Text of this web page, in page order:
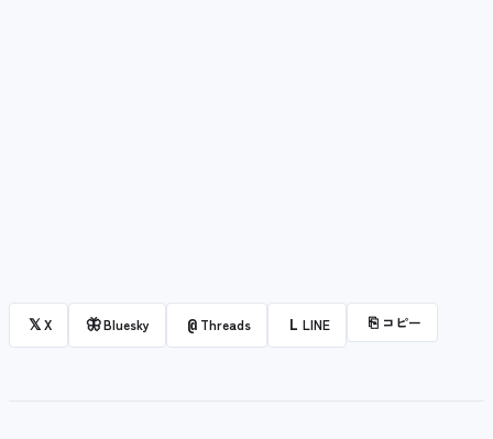
𝕏X 🦋Bluesky @ Threads L LINE ⎘ コピー